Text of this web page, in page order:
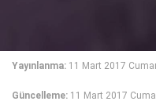
Yayınlanma: 11 Mart 2017
Güncelleme: 11 Mart 2017